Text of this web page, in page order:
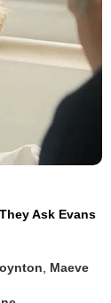
Ask Evans
Maeve